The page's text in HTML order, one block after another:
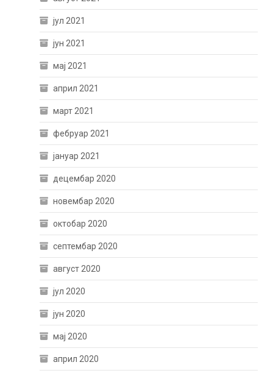
јул 2021
јун 2021
мај 2021
април 2021
март 2021
фебруар 2021
јануар 2021
децембар 2020
новембар 2020
октобар 2020
септембар 2020
август 2020
јул 2020
јун 2020
мај 2020
април 2020